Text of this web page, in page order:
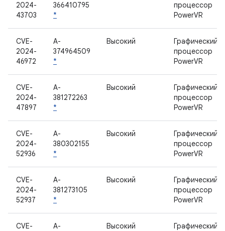
2024-
43703
366410795
*
процессор
PowerVR
CVE-
2024-
46972
A-
374964509
*
Высокий
Графический
процессор
PowerVR
CVE-
2024-
47897
A-
381272263
*
Высокий
Графический
процессор
PowerVR
CVE-
2024-
52936
A-
380302155
*
Высокий
Графический
процессор
PowerVR
CVE-
2024-
52937
A-
381273105
*
Высокий
Графический
процессор
PowerVR
CVE-
A-
Высокий
Графический